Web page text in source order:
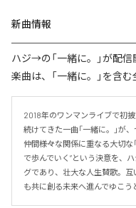
新曲情報
ハジ→の「一緒に。」が配
楽曲は、「一緒に。」を含む
2018年のワンマンライブで初
続けてきた一曲「一緒に。」が
仲間――様々な関係に重なる大切
で歩んでいく”という決意を、
グであり、壮大な人生賛歌。
も共に創る未来へ進んでゆこう